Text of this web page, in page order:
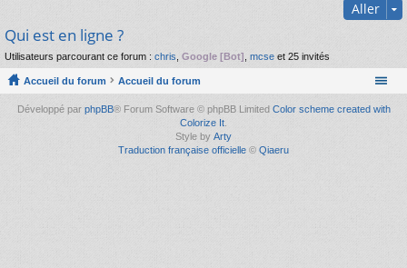
Aller
Qui est en ligne ?
Utilisateurs parcourant ce forum : chris Google [Bot] mcse et 25 invités
Accueil du forum Accueil du forum
Développé par phpBB® Forum Software © phpBB Limited Color scheme created with
Colorize It
Style by Arty
Traduction française officielle © Qiaeru